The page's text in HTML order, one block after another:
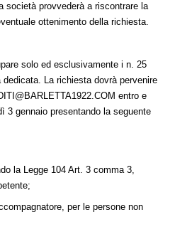
società provvederà a riscontrare la
ottenimento della richiesta.
solo ed esclusivamente i n. 25
La richiesta dovrà pervenire
entro e
3 gennaio presentando la seguente
la Legge 104 Art. 3 comma 3,
per le persone non